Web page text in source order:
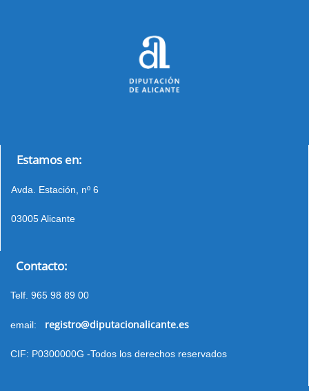
Estamos en:
Avda. Estación, nº 6
03005 Alicante
Contacto:
Telf. 965 98 89 00
email: registro@diputacionalicante.es
CIF: P0300000G -Todos los derechos reservados